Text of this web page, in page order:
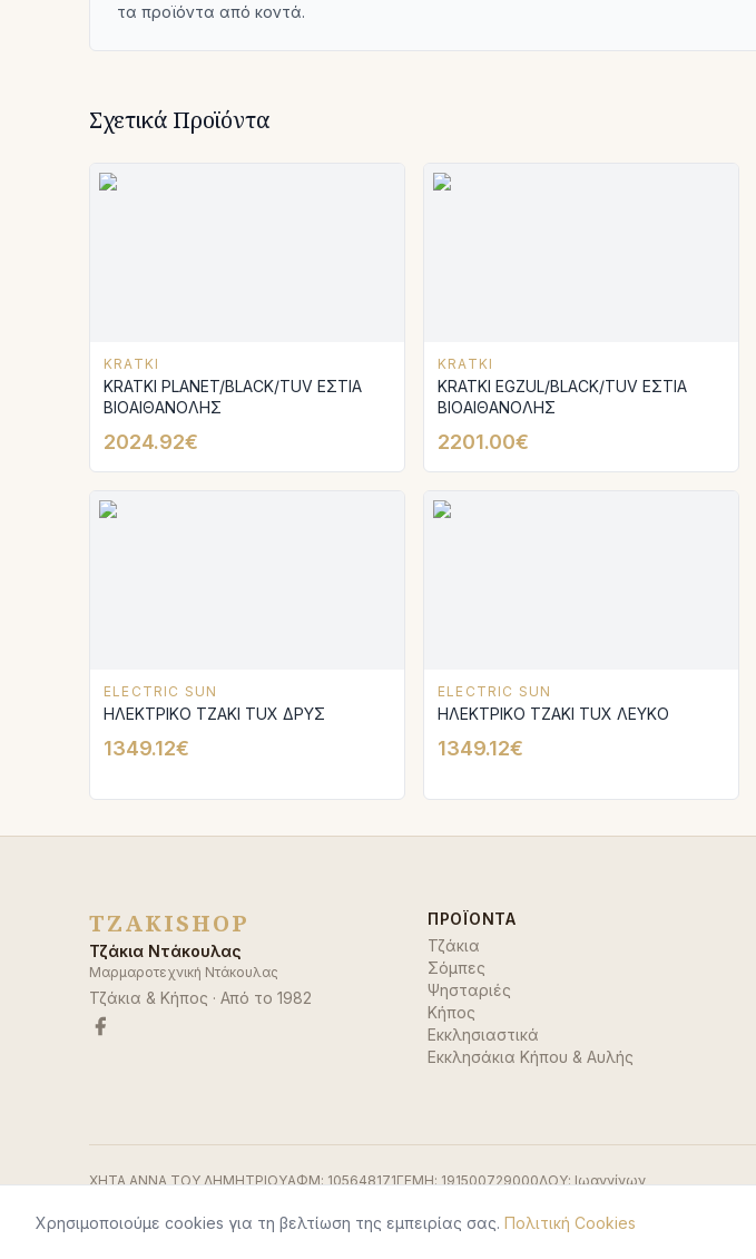
τα προϊόντα από κοντά.
Σχετικά Προϊόντα
KRATKI
KRATKI PLANET/BLACK/TUV ΕΣΤΙΑ
ΒΙΟΑΙΘΑΝΟΛΗΣ
2024.92€
KRATKI
KRATKI EGZUL/BLACK/TUV ΕΣΤΙΑ
ΒΙΟΑΙΘΑΝΟΛΗΣ
2201.00€
ELECTRIC SUN
ΗΛΕΚΤΡΙΚΟ ΤΖΑΚΙ TUX ΔΡΥΣ
1349.12€
ELECTRIC SUN
ΗΛΕΚΤΡΙΚΟ ΤΖΑΚΙ TUX ΛΕΥΚΟ
1349.12€
TZAKISHOP
Τζάκια Ντάκουλας
Μαρμαροτεχνική Ντάκουλας
Τζάκια & Κήπος · Από το 1982
ΠΡΟΪΌΝΤΑ
Τζάκια
Σόμπες
Ψησταριές
Κήπος
Εκκλησιαστικά
Εκκλησάκια Κήπου & Αυλής
ΧΗΤΑ ΑΝΝΑ ΤΟΥ ΔΗΜΗΤΡΙΟΥΑΦΜ: 105648171ΓΕΜΗ: 191500729000ΔΟΥ: Ιωαννίνων
Χρησιμοποιούμε cookies για τη βελτίωση της εμπειρίας σας. Πολιτική Cookies